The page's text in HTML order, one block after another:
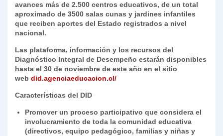
avances más de 2.500 centros educativos, de un total
aproximado de 3500 salas cunas y jardines infantiles
que reciben aportes del Estado registrados a nivel
nacional.
Las plataforma, información y los recursos del
Diagnóstico Integral de Desempeño estarán disponibles
hasta el 30 de noviembre de este año en el sitio
web did.agenciaeducacion.cl/
Características del DID
Promover un proceso participativo que considera el
involucramiento de toda la comunidad educativa
(directivos, equipo pedagógico, familias y niñas y